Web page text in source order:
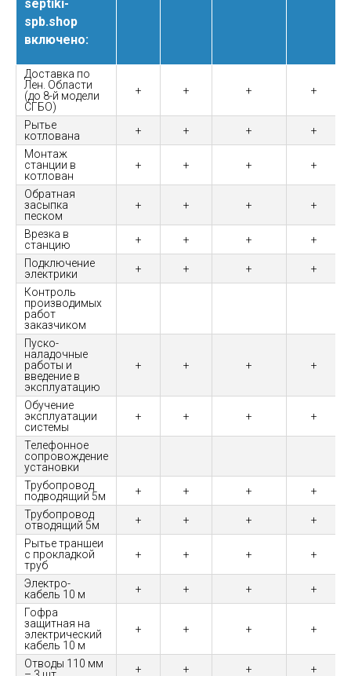
septiki-
spb.shop
включено:
Доставка по
Лен. Области
(до 8-й модели
СГБО)
+ + + +
Рытье
котлована
+ + +
+
Монтаж
станции в
котлован
+ + + +
Обратная
засыпка
песком
+ + + +
Врезка в
станцию
+ + +
+
Подключение
электрики
+ + +
+
Контроль
производимых
работ
заказчиком
Пуско-
наладочные
работы и
введение в
эксплуатацию
+ + + +
Обучение
эксплуатации
системы
+ + + +
Телефонное
сопровождение
установки
Трубопровод
подводящий 5м
+ + +
+
Трубопровод
отводящий 5м
+ + +
+
Рытье траншеи
с прокладкой
труб
+ + + +
Электро-
кабель 10 м
+ + +
+
Гофра
защитная на
электрический
кабель 10 м
+ + + +
Отводы 110 мм
+ + + +